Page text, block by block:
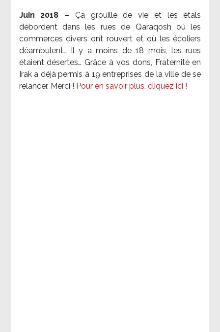
Juin 2018 – Ça grouille de vie et les étals
débordent dans les rues de Qaraqosh où les
commerces divers ont rouvert et où les écoliers
déambulent… Il y a moins de 18 mois, les rues
étaient désertes… Grâce à vos dons, Fraternité en
Irak a déjà permis à 19 entreprises de la ville de se
relancer. Merci ! Pour en savoir plus, cliquez ici !